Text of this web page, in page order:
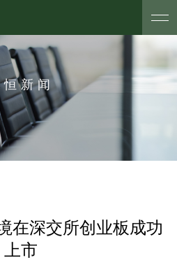
恒新闻
在深交所创业板成功
上市